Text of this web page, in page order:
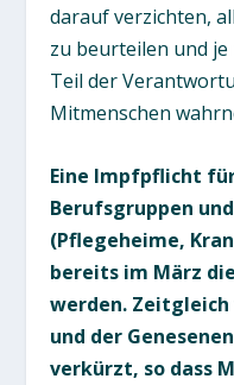
darauf verzichten,
zu beurteilen und
Teil der
Mitmenschen
Eine Impfpflicht
Berufsgruppen
(Pflegeheime,
bereits im März
werden.
und der
verkürzt, so dass